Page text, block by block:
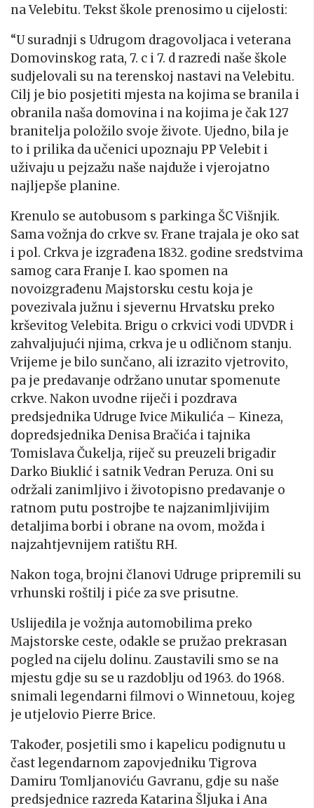
na Velebitu. Tekst škole prenosimo u cijelosti:
“U suradnji s Udrugom dragovoljaca i veterana
Domovinskog rata, 7. c i 7. d razredi naše škole
sudjelovali su na terenskoj nastavi na Velebitu.
Cilj je bio posjetiti mjesta na kojima se branila i
obranila naša domovina i na kojima je čak 127
branitelja položilo svoje živote. Ujedno, bila je
to i prilika da učenici upoznaju PP Velebit i
uživaju u pejzažu naše najduže i vjerojatno
najljepše planine.
Krenulo se autobusom s parkinga ŠC Višnjik.
Sama vožnja do crkve sv. Frane trajala je oko sat
i pol. Crkva je izgrađena 1832. godine sredstvima
samog cara Franje I. kao spomen na
novoizgrađenu Majstorsku cestu koja je
povezivala južnu i sjevernu Hrvatsku preko
krševitog Velebita. Brigu o crkvici vodi UDVDR i
zahvaljujući njima, crkva je u odličnom stanju.
Vrijeme je bilo sunčano, ali izrazito vjetrovito,
pa je predavanje održano unutar spomenute
crkve. Nakon uvodne riječi i pozdrava
predsjednika Udruge Ivice Mikulića – Kineza,
dopredsjednika Denisa Bračića i tajnika
Tomislava Čukelja, riječ su preuzeli brigadir
Darko Biuklić i satnik Vedran Peruza. Oni su
održali zanimljivo i životopisno predavanje o
ratnom putu postrojbe te najzanimljivijim
detaljima borbi i obrane na ovom, možda i
najzahtjevnijem ratištu RH.
Nakon toga, brojni članovi Udruge pripremili su
vrhunski roštilj i piće za sve prisutne.
Uslijedila je vožnja automobilima preko
Majstorske ceste, odakle se pružao prekrasan
pogled na cijelu dolinu. Zaustavili smo se na
mjestu gdje su se u razdoblju od 1963. do 1968.
snimali legendarni filmovi o Winnetouu, kojeg
je utjelovio Pierre Brice.
Također, posjetili smo i kapelicu podignutu u
čast legendarnom zapovjedniku Tigrova
Damiru Tomljanoviću Gavranu, gdje su naše
predsjednice razreda Katarina Šljuka i Ana